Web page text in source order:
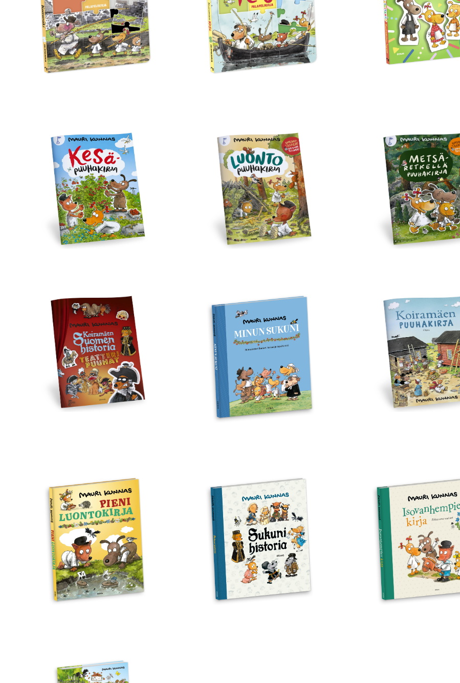
Palapelikirja
Kesäpuuhakirja Luontopuuhakirja
Metsäretkellä
puuhakirja
Koiramäen
Suomen
historia
puuhakirja
Teatteripuuhat
sukuni
Koiramäen
puuhakirja
luontokirja
Sukuni
historia
Isovanhempien
kirja